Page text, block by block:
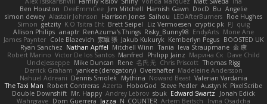
Ben Houston
DeeEmmCee Jim Mitchell Hamish Gawn DocD Bu Angelie
simon dewey Alastair Johnson Harrison Jones Saihou LEDAfterBurners Roe Hughes
Simon getzity K.O Tsitra Eht Brett Seipel Liz Vermoesen cryptic pk PJ quig
Allison Philips anaptr RenAzuma's Things Risky_Bunny98 EndyArts Mone Ane
James Paynter Cole Blazevich 家維 張 Jakub Kukuryk Kemberlyn Pegus BOOSTED UK
Ryan Sanchez Nathan Apffel Mitchell Winn Tania Ieva Straupmane 金 康
Robert Marino Victor De los Santos Manfred Philipp Jainz Марина Ск Dave Child
UncleJesseppe Mike Duncan Rene 名氏 无 Chris Priscott Thomas Rigg
Derrick Graham yankee (derogatory) Overshafter Madeleine Andersson
Nahuel Adreani Dennis Smolek Mythina Noward Beast Valerian Vardania
The Taxi Man Robert Contreras Azerta HoboGod Steve Pedler Austyn K PixelScribe
Double Downshift Mr. Happy Andrey Lebrov sbuk Edward Swartz
Jonah Edick
Wahrgrave Dom Guerrera Jazza N_COUNTER Artem Beitsch
Iryna Osadcha